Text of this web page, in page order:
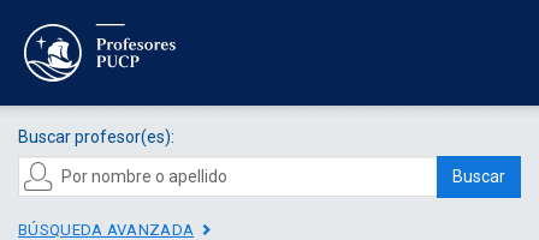
Buscar profesor(es):
Buscar
BÚSQUEDA AVANZADA